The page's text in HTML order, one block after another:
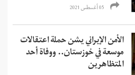
05 أغسطس 2021
الأمن الإيراني يشن حملة اعتقالات
موسعة في خوزستان.. ووفاة أحد
المتظاهرين